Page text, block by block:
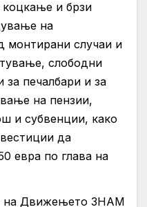
коцкање и брзи
на
монтирани случаи и
слободни
за печалбари и за
на пензии,
и субвенции, како
да
евра по глава на
на Движењето ЗНАМ